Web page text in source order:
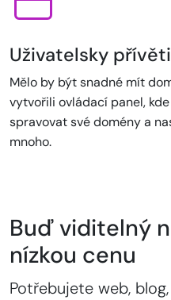
Uživatelsky
Mělo by být snadné mít
vytvořili ovládací panel,
spravovat své domény a
mnoho.
Buď viditelný
nízkou cenu
Potřebujete web,